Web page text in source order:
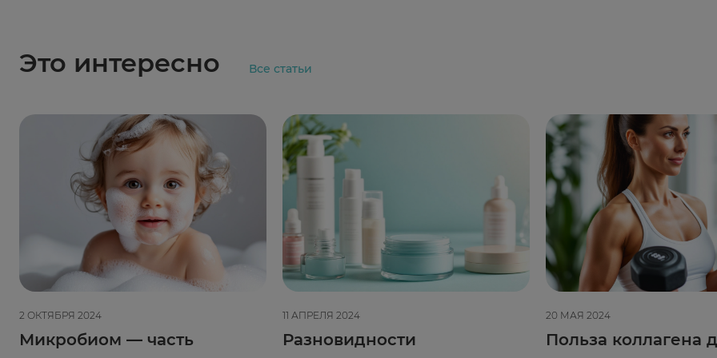
Это интересно Все статьи
2 ОКТЯБРЯ 2024
Микробиом — часть
11 АПРЕЛЯ 2024
Разновидности
20 МАЯ 2024
Польза коллагена